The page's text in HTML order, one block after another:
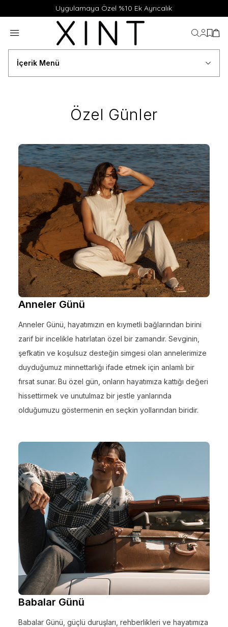
Uygulamaya Özel %10 Ek Ayrıcalık
İçerik Menü
Özel Günler
Anneler Günü
Anneler Günü, hayatımızın en kıymetli bağlarından birini
zarif bir incelikle hatırlatan özel bir zamandır. Sevginin,
şefkatin ve koşulsuz desteğin simgesi olan annelerimize
duyduğumuz minnettarlığı ifade etmek için anlamlı bir
fırsat sunar. Bu özel gün, onların hayatımıza kattığı değeri
hissettirmek ve unutulmaz bir jestle yanlarında
olduğumuzu göstermenin en seçkin yollarından biridir.
Babalar Günü
Babalar Günü, güçlü duruşları, rehberlikleri ve hayatımıza